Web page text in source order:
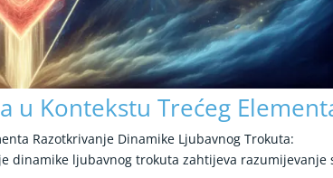
u Kontekstu Trećeg
Razotkrivanje Dinamike Ljubavnog Trokuta:
dinamike ljubavnog trokuta zahtijeva razumijevanje